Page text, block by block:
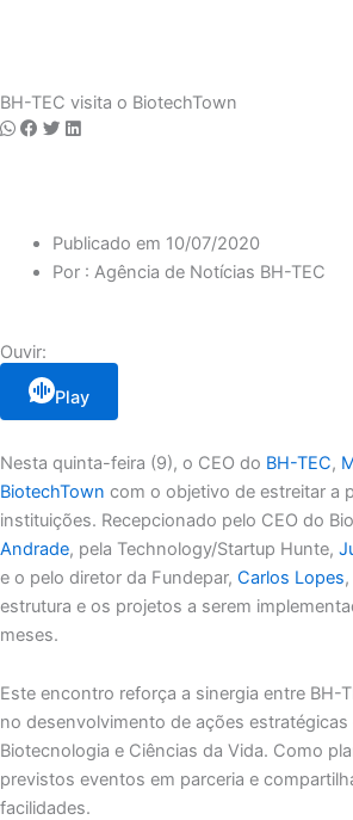
BH-TEC visita o BiotechTown
Publicado em 10/07/2020
Por : Agência de Notícias BH-TEC
Ouvir:
Play
Nesta quinta-feira (9), o CEO do BH-TEC,
BiotechTown com o objetivo de estreitar a
instituições. Recepcionado pelo CEO do
Andrade, pela Technology/Startup Hunte,
e o pelo diretor da Fundepar, Carlos Lopes
estrutura e os projetos a serem
meses.
Este encontro reforça a sinergia entre BH-
no desenvolvimento de ações
Biotecnologia e Ciências da Vida. Como
previstos eventos em parceria e
facilidades.